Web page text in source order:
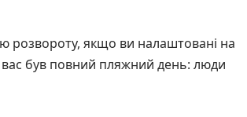
розвороту, якщо ви налаштовані на
був повний пляжний день: люди